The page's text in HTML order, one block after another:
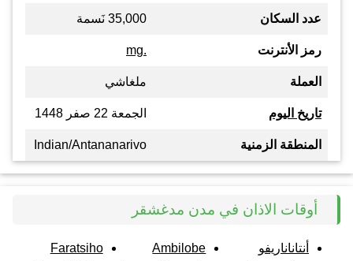
عدد السكان 35,000 نَسمة
رمز الأنترنت .mg
العملة ملغاشي
تاريخ اليوم الجمعة 22 صفر 1448
المنطقة الزمنية Indian/Antananarivo
أوقات الاذان في مدن مدغشقر
أنتاناناريفو
Ambilobe
Faratsiho